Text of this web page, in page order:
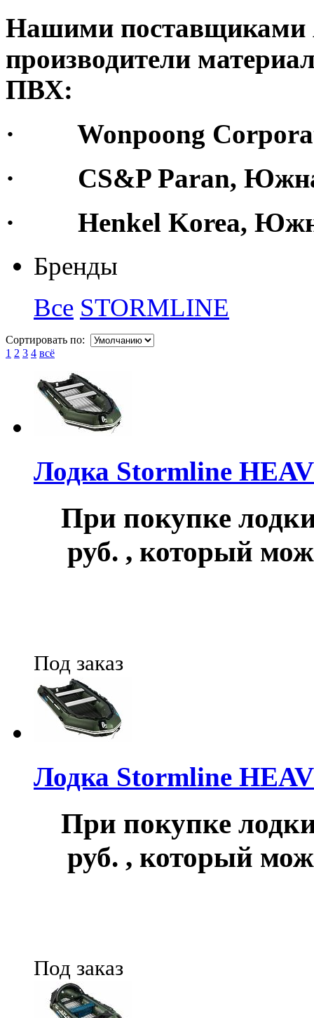
Нашими поставщиками
производители
ПВХ:
· Wonpoong
· CS&P Paran,
· Henkel Korea,
Бренды
Все STORMLINE
Сортировать по:
1 2 3 4 всё
Лодка Stormline
При покупке
руб. , который
Под заказ
Лодка Stormline
При покупке
руб. , который
Под заказ